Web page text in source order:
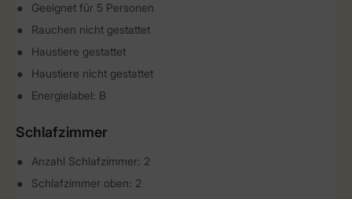
Geeignet für 5 Personen
Rauchen nicht gestattet
Haustiere gestattet
Haustiere nicht gestattet
Energielabel: B
Schlafzimmer
Anzahl Schlafzimmer: 2
Schlafzimmer oben: 2